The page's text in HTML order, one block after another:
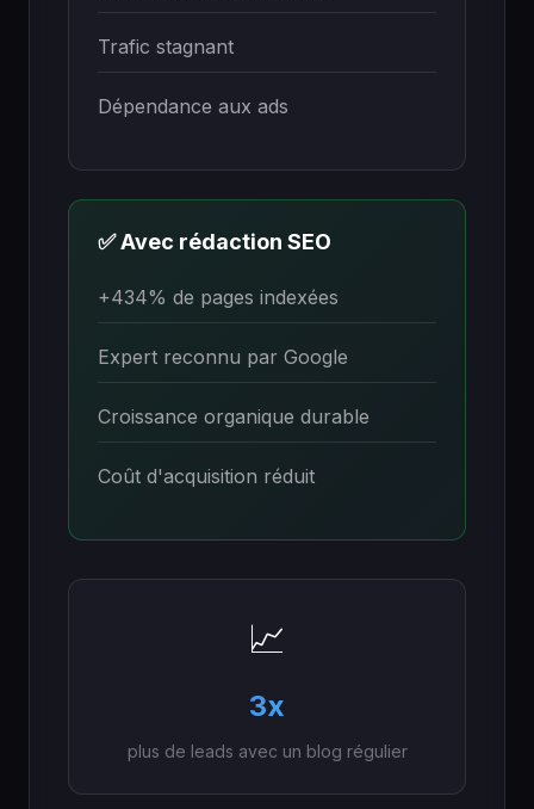
Trafic stagnant
Dépendance aux ads
✅ Avec rédaction SEO
+434% de pages indexées
Expert reconnu par Google
Croissance organique durable
Coût d'acquisition réduit
📈
3x
plus de leads avec un blog régulier